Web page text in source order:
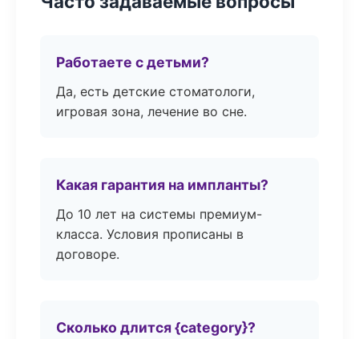
Работаете с детьми?
Да, есть детские стоматологи,
игровая зона, лечение во сне.
Какая гарантия на импланты?
До 10 лет на системы премиум-
класса. Условия прописаны в
договоре.
Сколько длится {category}?